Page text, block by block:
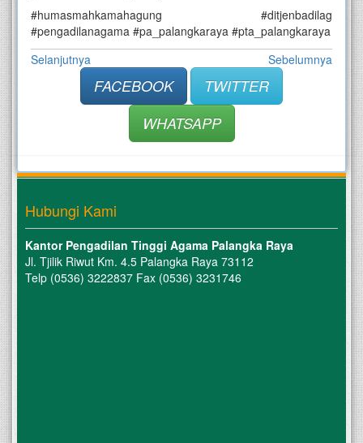
#humasmahkamahagung #ditjenbadilag
#pengadilanagama #pa_palangkaraya #pta_palangkaraya
Selanjutnya
Sebelumnya
FACEBOOK
TWITTER
WHATSAPP
Hubungi Kami
Kantor Pengadilan Tinggi Agama Palangka Raya
Jl. Tjilik Riwut Km. 4.5 Palangka Raya 73112
Telp (0536) 3222837 Fax (0536) 3231746